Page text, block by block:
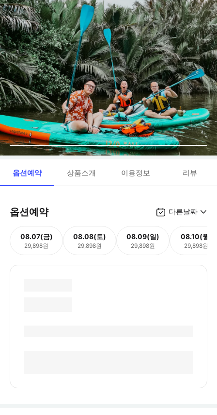
옵션예약 상품소개 이용정보 리뷰
옵션예약 다른날짜
08.07(금)
29,898원
08.08(토)
29,898원
08.09(일)
29,898원
08.10(월)
29,898원